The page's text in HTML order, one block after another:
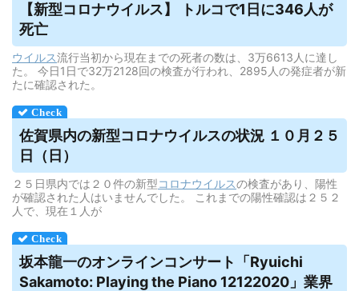
【新型コロナウイルス】 トルコで1日に346人が
死亡
ウイルス流行当初から現在までの死者の数は、3万6613人に達し
た。 今日1日で32万2128回の検査が行われ、2895人の発症者が新
たに確認された。
佐賀県内の新型コロナウイルスの状況 １０月２５
日（日）
２５日県内では２０件の新型コロナウイルスの検査があり、陽性
が確認された人はいませんでした。 これまでの陽性確認は２５２
人で、現在１人が
坂本龍一のオンラインコンサート「Ryuichi
Sakamoto: Playing the Piano 12122020」業界